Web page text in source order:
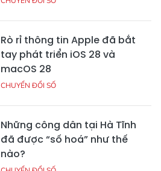
Rò rỉ thông tin Apple đã bắt
tay phát triển iOS 28 và
macOS 28
CHUYỂN ĐỔI SỐ
Những công dân tại Hà Tĩnh
đã được “số hoá” như thế
nào?